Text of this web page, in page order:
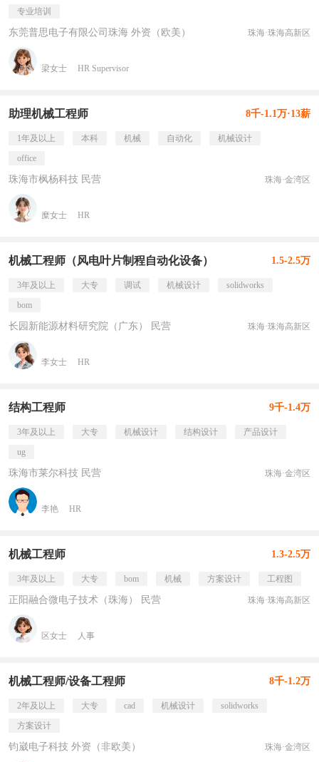
专业培训
东莞普思电子有限公司珠海 外资（欧美） 珠海·珠海高新区
梁女士 HR Supervisor
助理机械工程师 8千-1.1万·13薪
1年及以上 本科 机械 自动化
机械设计
office
珠海市枫杨科技 民营 珠海·金湾区
糜女士 HR
机械工程师（风电叶片制程自动化设备） 1.5-2.5万
3年及以上 大专 调试 机械设计
solidworks
bom
长园新能源材料研究院（广东） 民营 珠海·珠海高新区
李女士 HR
结构工程师 9千-1.4万
3年及以上 大专 机械设计 结构设计
产品设计
ug
珠海市莱尔科技 民营 珠海·金湾区
李艳 HR
机械工程师 1.3-2.5万
3年及以上 大专 bom 机械 方案设计 工程图
正阳融合微电子技术（珠海） 民营 珠海·珠海高新区
区女士 人事
机械工程师/设备工程师 8千-1.2万
2年及以上 大专 cad 机械设计
solidworks
方案设计
钧崴电子科技 外资（非欧美） 珠海·金湾区